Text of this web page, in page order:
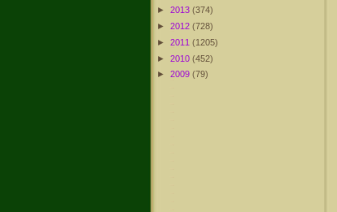
► 2013 (374)
► 2012 (728)
► 2011 (1205)
► 2010 (452)
► 2009 (79)